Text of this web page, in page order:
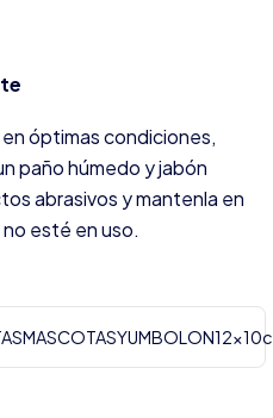
óptimas condiciones,
paño húmedo y jabón
abrasivos y mantenla en
esté en uso.